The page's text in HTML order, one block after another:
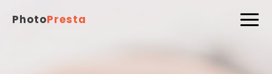
PhotoPresta